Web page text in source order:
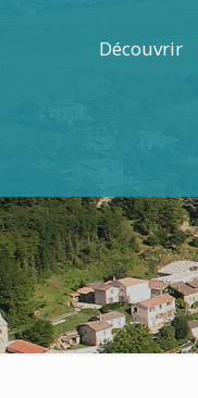
Découvrir